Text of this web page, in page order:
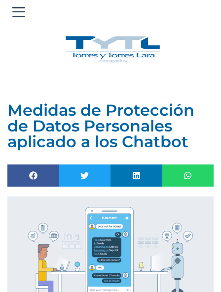
Medidas de Protección
de Datos Personales
aplicado a los Chatbot